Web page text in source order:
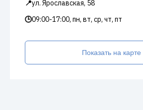
📍ул. Ярославская, 58
🕒09:00-17:00, пн, вт, ср, чт, пт
Показать на карте